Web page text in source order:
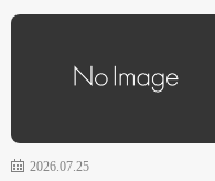
2026.07.25